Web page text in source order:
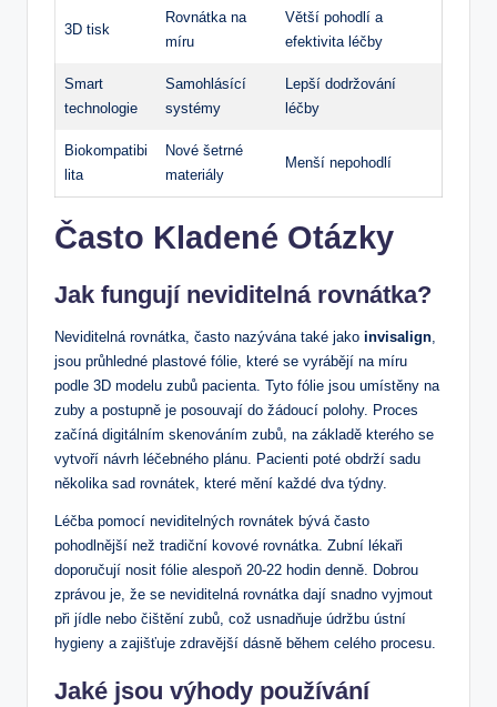
3D tisk
Rovnátka na
míru
Větší pohodlí a
efektivita léčby
Smart
technologie
Samohlásící
systémy
Lepší dodržování
léčby
Biokompatibi
lita
Nové šetrné
materiály
Menší nepohodlí
Často Kladené Otázky
Jak fungují neviditelná rovnátka?
Neviditelná rovnátka, často nazývána také jako invisalign,
jsou průhledné plastové fólie, které se vyrábějí na míru
podle 3D modelu zubů pacienta. Tyto fólie jsou umístěny na
zuby a postupně je posouvají do žádoucí polohy. Proces
začíná digitálním skenováním zubů, na základě kterého se
vytvoří návrh léčebného plánu. Pacienti poté obdrží sadu
několika sad rovnátek, které mění každé dva týdny.
Léčba pomocí neviditelných rovnátek bývá často
pohodlnější než tradiční kovové rovnátka. Zubní lékaři
doporučují nosit fólie alespoň 20-22 hodin denně. Dobrou
zprávou je, že se neviditelná rovnátka dají snadno vyjmout
při jídle nebo čištění zubů, což usnadňuje údržbu ústní
hygieny a zajišťuje zdravější dásně během celého procesu.
Jaké jsou výhody používání